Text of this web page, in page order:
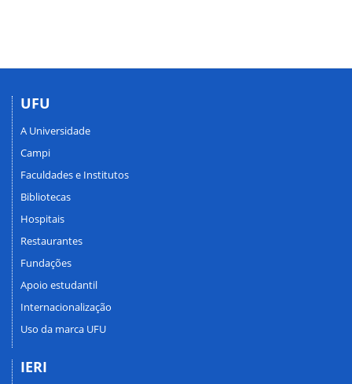
UFU
A Universidade
Campi
Faculdades e Institutos
Bibliotecas
Hospitais
Restaurantes
Fundações
Apoio estudantil
Internacionalização
Uso da marca UFU
IERI